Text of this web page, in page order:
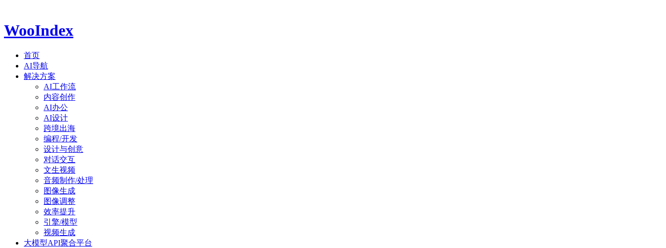
WooIndex
首页
AI导航
解决方案
AI工作流
内容创作
AI办公
AI设计
跨境出海
编程/开发
设计与创意
对话交互
文生视频
音频制作/处理
图像生成
图像调整
效率提升
引擎/模型
视频生成
大模型API聚合平台